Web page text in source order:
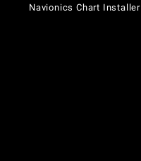
Navionics Chart Installer